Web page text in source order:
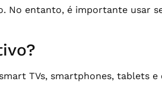
No entanto, é importante usar
TVs, smartphones, tablets